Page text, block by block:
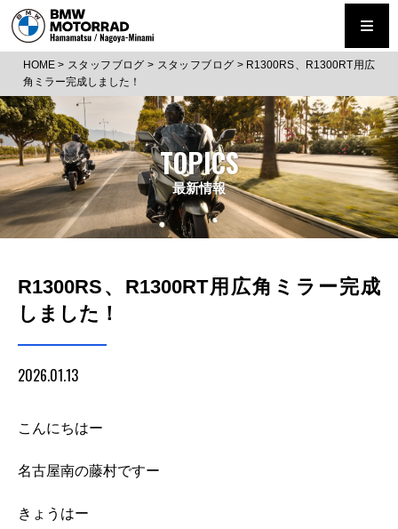
HOME > スタッフブログ > スタッフブログ > R1300RS、R1300RT用広
角ミラー完成しました！
TOPICS
最新情報
R1300RS、R1300RT用広角ミラー完成
しました！
2026.01.13
こんにちはー
名古屋南の藤村ですー
きょうはー